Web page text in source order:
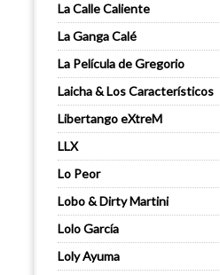
La Calle Caliente
La Ganga Calé
La Película de Gregorio
Laicha & Los Característicos
Libertango eXtreM
LLX
Lo Peor
Lobo & Dirty Martini
Lolo García
Loly Ayuma